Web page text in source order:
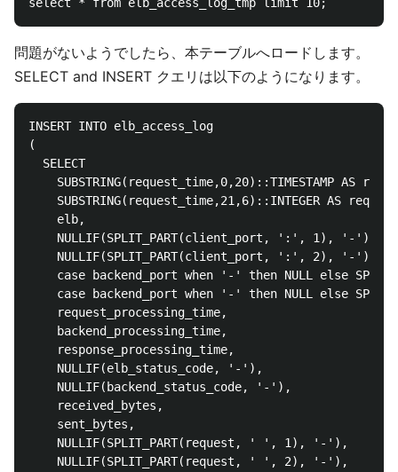
問題がないようでしたら、本テーブルへロードします。
SELECT and INSERT クエリは以下のようになります。
INSERT INTO elb_access_log
(
  SELECT
SUBSTRING(request_time,0,20)::TIMESTAMP AS
SUBSTRING(request_time,21,6)::INTEGER AS
    elb,
NULLIF(SPLIT_PART(client_port, ':', 1), '-') AS
NULLIF(SPLIT_PART(client_port, ':', 2), '-
case backend_port when '-' then NULL else
case backend_port when '-' then NULL else
    request_processing_time,
    backend_processing_time,
    response_processing_time,
    NULLIF(elb_status_code, '-'),
    NULLIF(backend_status_code, '-'),
    received_bytes,
    sent_bytes,
    NULLIF(SPLIT_PART(request, ' ', 1), '-'),
    NULLIF(SPLIT_PART(request, ' ', 2), '-'),